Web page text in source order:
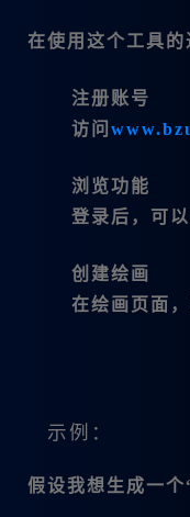
在使用这个工具的
注册账号
访问
浏览功能
登录后，可
创建绘画
在绘画页面
示例：
假设我想生成一